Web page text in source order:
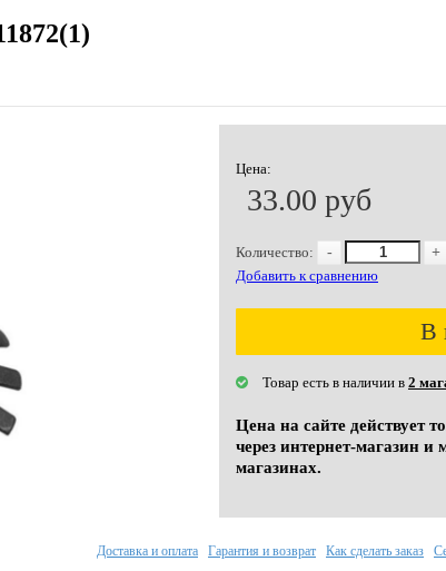
Цена:
33.00 руб
Количество: - +
Добавить к сравнению
В
Товар есть в наличии в 2
Цена на сайте действует
через интернет-магазин и
магазинах.
Доставка и оплата Гарантия и возврат Как сделать заказ